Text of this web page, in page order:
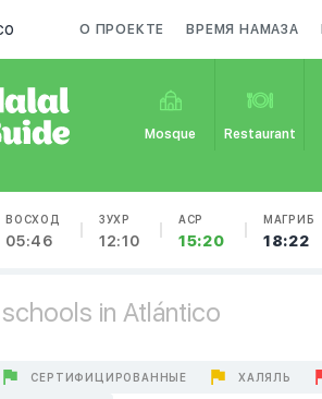
О ПРОЕКТЕ ВРЕМЯ НАМАЗА
Mosque Restaurant
ВОСХОД
05:46
ЗУХР
12:10
АСР
15:20
МАГРИБ
18:22
in Atlántico
СЕРТИФИЦИРОВАННЫЕ ХАЛЯЛЬ